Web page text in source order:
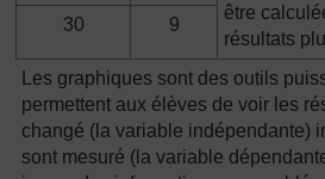
être
résultats
30 9
Les graphiques sont des outils
permettent aux élèves de voir les
changé (la variable indépendante)
sont mesuré (la variable